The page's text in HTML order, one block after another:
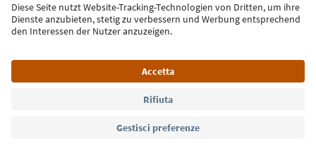
Südtirol Guide App